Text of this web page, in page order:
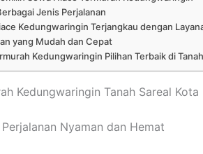
Jenis Perjalanan
Kedungwaringin Terjangkau dengan
yang Mudah dan Cepat
Kedungwaringin Pilihan Terbaik di
Kedungwaringin Tanah Sareal
Nyaman dan Hemat